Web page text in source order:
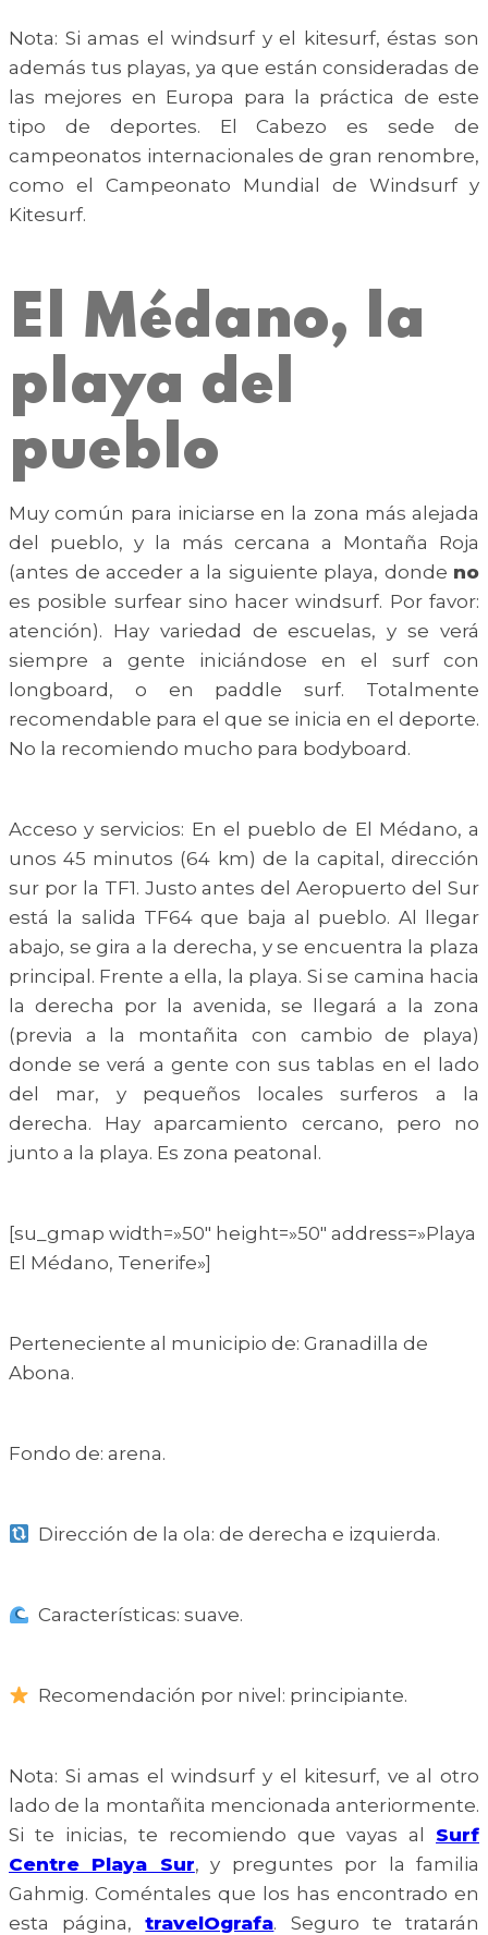
Nota: Si amas el windsurf y el kitesurf, éstas son
además tus playas, ya que están consideradas de
las mejores en Europa para la práctica de este
tipo de deportes. El Cabezo es sede de
campeonatos internacionales de gran renombre,
como el Campeonato Mundial de Windsurf y
Kitesurf.
El Médano, la
playa del
pueblo
Muy común para iniciarse en la zona más alejada
del pueblo, y la más cercana a Montaña Roja
(antes de acceder a la siguiente playa, donde no
es posible surfear sino hacer windsurf. Por favor:
atención). Hay variedad de escuelas, y se verá
siempre a gente iniciándose en el surf con
longboard, o en paddle surf. Totalmente
recomendable para el que se inicia en el deporte.
No la recomiendo mucho para bodyboard.
Acceso y servicios: En el pueblo de El Médano, a
unos 45 minutos (64 km) de la capital, dirección
sur por la TF1. Justo antes del Aeropuerto del Sur
está la salida TF64 que baja al pueblo. Al llegar
abajo, se gira a la derecha, y se encuentra la plaza
principal. Frente a ella, la playa. Si se camina hacia
la derecha por la avenida, se llegará a la zona
(previa a la montañita con cambio de playa)
donde se verá a gente con sus tablas en el lado
del mar, y pequeños locales surferos a la
derecha. Hay aparcamiento cercano, pero no
junto a la playa. Es zona peatonal.
[su_gmap width=»50″ height=»50″ address=»Playa
El Médano, Tenerife»]
Perteneciente al municipio de: Granadilla de
Abona.
Fondo de: arena.
Dirección de la ola: de derecha e izquierda.
Características: suave.
Recomendación por nivel: principiante.
Nota: Si amas el windsurf y el kitesurf, ve al otro
lado de la montañita mencionada anteriormente.
Si te inicias, te recomiendo que vayas al Surf
Centre Playa Sur, y preguntes por la familia
Gahmig. Coméntales que los has encontrado en
esta página,travelOgrafa. Seguro te tratarán